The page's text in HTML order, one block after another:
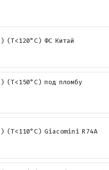
(Т<120°С) ФС Китай
(Т<150°С) под пломбу
(Т<110°С) Giacomini R74A